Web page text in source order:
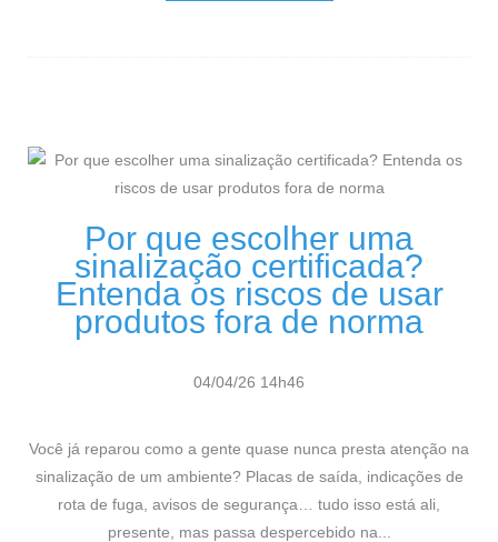
Por que escolher uma
sinalização certificada?
Entenda os riscos de usar
produtos fora de norma
04/04/26 14h46
Você já reparou como a gente quase nunca presta atenção na
sinalização de um ambiente? Placas de saída, indicações de
rota de fuga, avisos de segurança… tudo isso está ali,
presente, mas passa despercebido na...